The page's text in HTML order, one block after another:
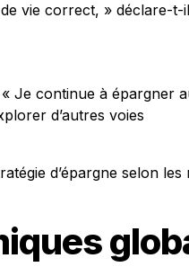
vie correct, » déclare-t-
Je continue à épargner
d’autres voies
d’épargne selon les